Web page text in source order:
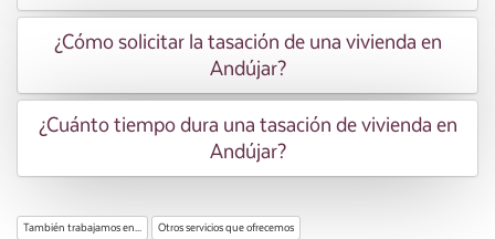
¿Cómo solicitar la tasación de una vivienda en
Andújar?
¿Cuánto tiempo dura una tasación de vivienda en
Andújar?
También trabajamos en... Otros servicios que ofrecemos